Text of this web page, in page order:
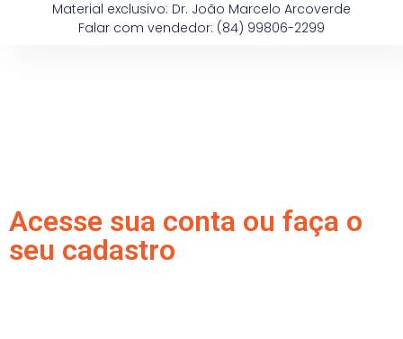
Material exclusivo: Dr. João Marcelo Arcoverde
Falar com vendedor: (84) 99806-2299
Acesse sua conta ou faça o
seu cadastro